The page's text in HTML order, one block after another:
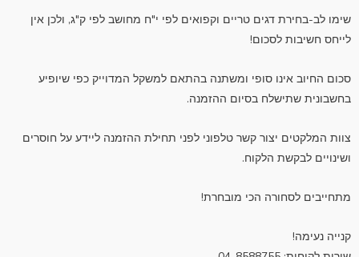
שימו לב-בחירת דגים טריים וקפואים לפי י"ח מחושב לפי ק"ג, ולכן אין
לייחס חשיבות לסכום!
סכום החיוב אינו סופי ומשתנה בהתאם למשקל המדוייק כפי שיופיע
בחשבונית שתישלח בסיום ההזמנה.
צוות המלקטים יצור קשר טלפוני לפני תחילת ההזמנה ליידע על חוסרים
ושינויים לבקשת הלקוח.
מתחייבים לסחורה הכי מובחרת!
קנייה נעימה!